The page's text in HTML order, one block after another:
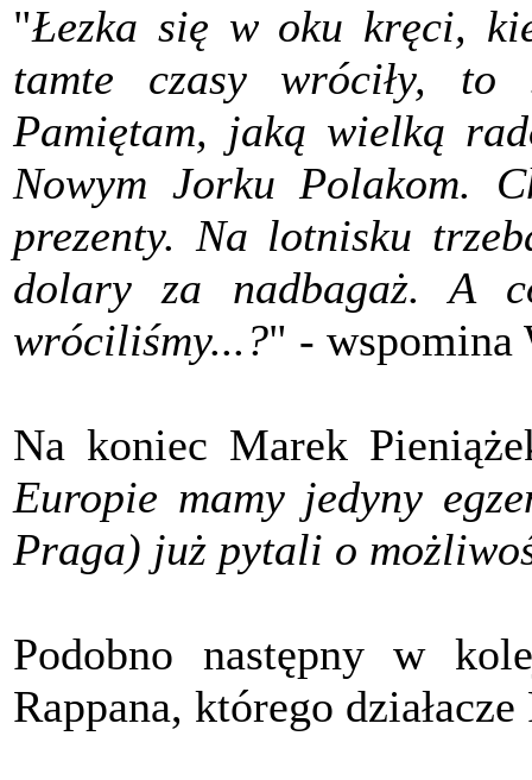
"Łezka się w oku kręci,
tamte czasy wróciły, to
Pamiętam, jaką wielką
Nowym Jorku Polakom.
prezenty. Na lotnisku
dolary za nadbagaż. A
wróciliśmy...?" - wspomina
Na koniec Marek
Europie mamy jedyny
Praga) już pytali o
Podobno następny w
Rappana, którego